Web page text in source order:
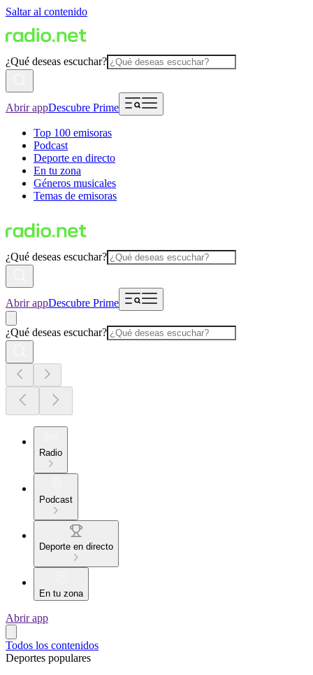
Saltar al contenido
¿Qué deseas escuchar?
Abrir appDescubre Prime
Top 100 emisoras
Podcast
Deporte en directo
En tu zona
Géneros musicales
Temas de emisoras
¿Qué deseas escuchar?
Abrir appDescubre Prime
¿Qué deseas escuchar?
Radio
Podcast
Deporte en directo
En tu zona
Abrir app
Todos los contenidos
Deportes populares